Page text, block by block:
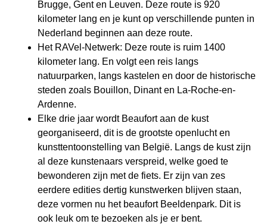
Brugge, Gent en Leuven. Deze route is 920
kilometer lang en je kunt op verschillende punten in
Nederland beginnen aan deze route.
Het RAVel-Netwerk: Deze route is ruim 1400
kilometer lang. En volgt een reis langs
natuurparken, langs kastelen en door de historische
steden zoals Bouillon, Dinant en La-Roche-en-
Ardenne.
Elke drie jaar wordt Beaufort aan de kust
georganiseerd, dit is de grootste openlucht en
kunsttentoonstelling van België. Langs de kust zijn
al deze kunstenaars verspreid, welke goed te
bewonderen zijn met de fiets. Er zijn van zes
eerdere edities dertig kunstwerken blijven staan,
deze vormen nu het beaufort Beeldenpark. Dit is
ook leuk om te bezoeken als je er bent.